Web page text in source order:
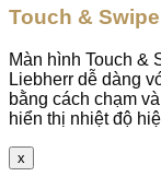
Touch & Swipe
Màn hình Touch &
Liebherr dễ dàng
bằng cách chạm
hiển thị nhiệt độ
x